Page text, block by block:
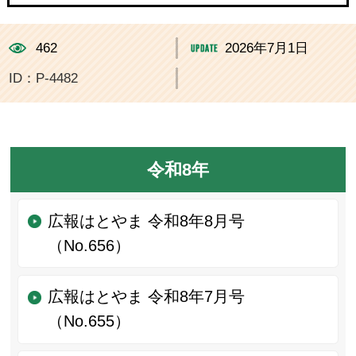
462 2026年7月1日
ID：P-4482
令和8年
広報はとやま 令和8年8月号
（No.656）
広報はとやま 令和8年7月号
（No.655）